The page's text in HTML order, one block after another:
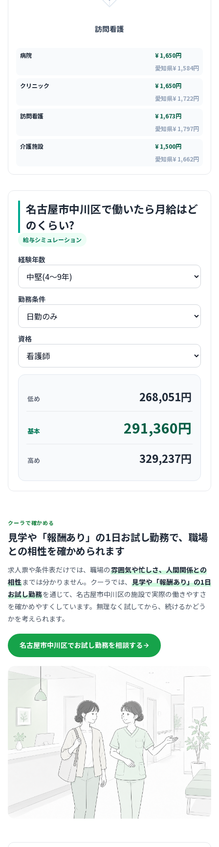
訪問看護
病院
¥ 1,650円
愛知県¥ 1,584円
クリニック
¥ 1,650円
愛知県¥ 1,722円
訪問看護
¥ 1,673円
愛知県¥ 1,797円
介護施設
¥ 1,500円
愛知県¥ 1,662円
名古屋市中川区で働いたら月給はど
のくらい?
給与シミュレーション
経験年数
勤務条件
資格
低め 268,051円
基本 291,360円
高め 329,237円
クーラで確かめる
見学や「報酬あり」の1日お試し勤務で、 職場
との相性を確かめられます
求人票や条件表だけでは、職場の雰囲気や忙しさ、人間関係との
相性までは分かりません。クーラでは、 見学や「報酬あり」の1日
お試し勤務を通じて、名古屋市中川区の施設で実際の働きやすさ
を確かめやすくしています。無理なく試してから、続けるかどう
かを考えられます。
名古屋市中川区でお試し勤務を相談する